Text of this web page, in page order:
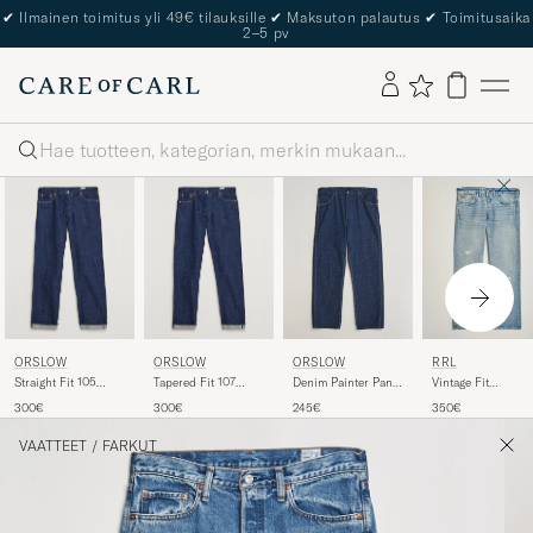
✔ Ilmainen toimitus yli 49€ tilauksille ✔ Maksuton palautus ✔ Toimitusaika
2–5 pv
Haku
ORSLOW
Straight Fit 105
Wash
300€
ORSLOW
Tapered Fit 107
Wash
300€
ORSLOW
Denim Painter Pants
245€
RRL
Vintage Fit
Bridgeview Wash
350€
VAATTEET / FARKUT